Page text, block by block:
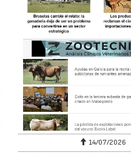
14/07/2026